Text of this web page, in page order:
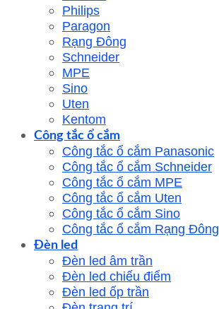
Philips
Paragon
Rạng Đông
Schneider
MPE
Sino
Uten
Kentom
Công tắc ổ cắm
Công tắc ổ cắm Panasonic
Công tắc ổ cắm Schneider
Công tắc ổ cắm MPE
Công tắc ổ cắm Uten
Công tắc ổ cắm Sino
Công tắc ổ cắm Rạng Đông
Đèn led
Đèn led âm trần
Đèn led chiếu điểm
Đèn led ốp trần